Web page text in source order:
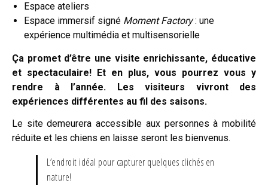
Espace ateliers
Espace immersif signé Moment Factory: une
expérience multimédia et multisensorielle
Ça promet d’être une visite enrichissante, éducative
et spectaculaire! Et en plus, vous pourrez vous y
rendre à l’année. Les visiteurs vivront des
expériences différentes au fil des saisons.
Le site demeurera accessible aux personnes à mobilité
réduite et les chiens en laisse seront les bienvenus.
L’endroit idéal pour capturer quelques clichés en
nature!